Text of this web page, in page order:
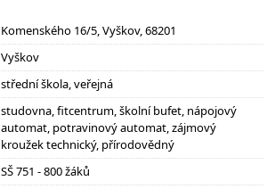
Komenského 16/5, Vyškov, 68201
Vyškov
střední škola, veřejná
studovna, fitcentrum, školní bufet, nápojový
automat, potravinový automat, zájmový
kroužek technický, přírodovědný
SŠ 751 - 800 žáků